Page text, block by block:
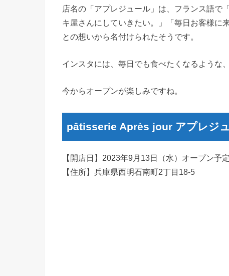
店名の「アプレジュール」は、フランス語で
キ屋さんにしていきたい。」「毎日お客様に
との想いから名付けられたそうです。
インスタには、毎日でも食べたくなるような
今からオープンが楽しみですね。
pâtisserie Après jour アプレジ
【開店日】2023年9月13日（水）オープン予定
【住所】兵庫県西明石南町2丁目18-5